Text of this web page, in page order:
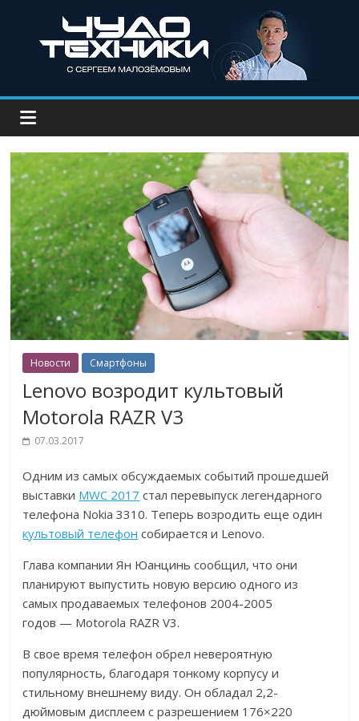
Новости Смартфоны
Lenovo возродит культовый
Motorola RAZR V3
07.03.2017
Одним из самых обсуждаемых событий прошедшей
выставки MWC 2017 стал перевыпуск легендарного
телефона Nokia 3310. Теперь возродить еще один
культовый телефон собирается и Lenovo.
Глава компании Ян Юанцинь сообщил, что они
планируют выпустить новую версию одного из
самых продаваемых телефонов 2004-2005
годов — Motorola RAZR V3.
В свое время телефон обрел невероятную
популярность, благодаря тонкому корпусу и
стильному внешнему виду. Он обладал 2,2-
дюймовым дисплеем с разрешением 176×220